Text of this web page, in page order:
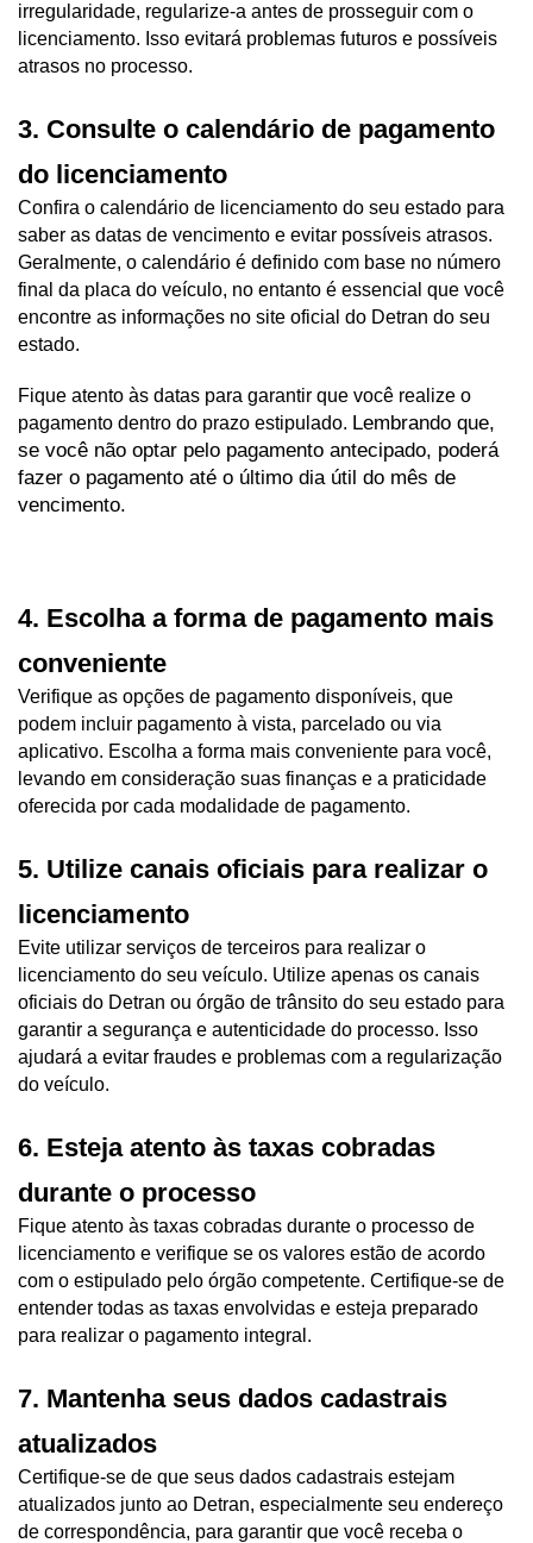
irregularidade, regularize-a antes de prosseguir com o
licenciamento. Isso evitará problemas futuros e possíveis
atrasos no processo.
3. Consulte o calendário de pagamento
do licenciamento
Confira o calendário de licenciamento do seu estado para
saber as datas de vencimento e evitar possíveis atrasos.
Geralmente, o calendário é definido com base no número
final da placa do veículo, no entanto é essencial que você
encontre as informações no site oficial do Detran do seu
estado.
Fique atento às datas para garantir que você realize o
pagamento dentro do prazo estipulado. Lembrando que,
se você não optar pelo pagamento antecipado, poderá
fazer o pagamento até o último dia útil do mês de
vencimento.
4. Escolha a forma de pagamento mais
conveniente
Verifique as opções de pagamento disponíveis, que
podem incluir pagamento à vista, parcelado ou via
aplicativo. Escolha a forma mais conveniente para você,
levando em consideração suas finanças e a praticidade
oferecida por cada modalidade de pagamento.
5. Utilize canais oficiais para realizar o
licenciamento
Evite utilizar serviços de terceiros para realizar o
licenciamento do seu veículo. Utilize apenas os canais
oficiais do Detran ou órgão de trânsito do seu estado para
garantir a segurança e autenticidade do processo. Isso
ajudará a evitar fraudes e problemas com a regularização
do veículo.
6. Esteja atento às taxas cobradas
durante o processo
Fique atento às taxas cobradas durante o processo de
licenciamento e verifique se os valores estão de acordo
com o estipulado pelo órgão competente. Certifique-se de
entender todas as taxas envolvidas e esteja preparado
para realizar o pagamento integral.
7. Mantenha seus dados cadastrais
atualizados
Certifique-se de que seus dados cadastrais estejam
atualizados junto ao Detran, especialmente seu endereço
de correspondência, para garantir que você receba o